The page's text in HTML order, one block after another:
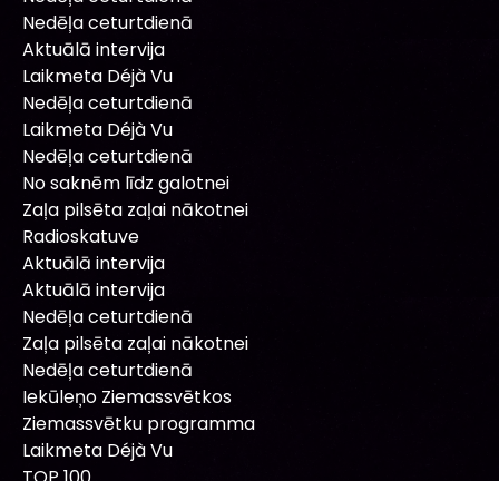
Nedēļa ceturtdienā
Aktuālā intervija
Laikmeta Déjà Vu
Nedēļa ceturtdienā
Laikmeta Déjà Vu
Nedēļa ceturtdienā
No saknēm līdz galotnei
Zaļa pilsēta zaļai nākotnei
Radioskatuve
Aktuālā intervija
Aktuālā intervija
Nedēļa ceturtdienā
Zaļa pilsēta zaļai nākotnei
Nedēļa ceturtdienā
Iekūleņo Ziemassvētkos
Ziemassvētku programma
Laikmeta Déjà Vu